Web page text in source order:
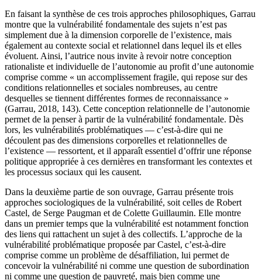
En faisant la synthèse de ces trois approches philosophiques, Garrau
montre que la vulnérabilité fondamentale des sujets n’est pas
simplement due à la dimension corporelle de l’existence, mais
également au contexte social et relationnel dans lequel ils et elles
évoluent. Ainsi, l’autrice nous invite à revoir notre conception
rationaliste et individuelle de l’autonomie au profit d’une autonomie
comprise comme « un accomplissement fragile, qui repose sur des
conditions relationnelles et sociales nombreuses, au centre
desquelles se tiennent différentes formes de reconnaissance »
(Garrau, 2018, 143). Cette conception relationnelle de l’autonomie
permet de la penser à partir de la vulnérabilité fondamentale. Dès
lors, les vulnérabilités problématiques — c’est-à-dire qui ne
découlent pas des dimensions corporelles et relationnelles de
l’existence — ressortent, et il apparaît essentiel d’offrir une réponse
politique appropriée à ces dernières en transformant les contextes et
les processus sociaux qui les causent.
Dans la deuxième partie de son ouvrage, Garrau présente trois
approches sociologiques de la vulnérabilité, soit celles de Robert
Castel, de Serge Paugman et de Colette Guillaumin. Elle montre
dans un premier temps que la vulnérabilité est notamment fonction
des liens qui rattachent un sujet à des collectifs. L’approche de la
vulnérabilité problématique proposée par Castel, c’est-à-dire
comprise comme un problème de désaffiliation, lui permet de
concevoir la vulnérabilité ni comme une question de subordination
ni comme une question de pauvreté, mais bien comme une